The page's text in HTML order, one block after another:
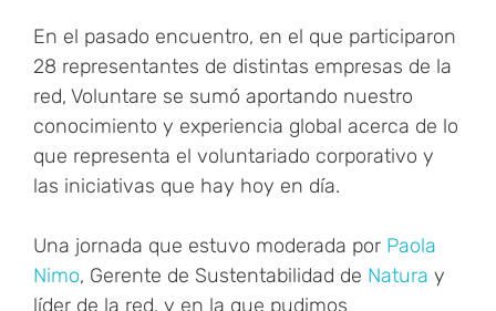
En el pasado encuentro, en el que participaron
28 representantes de distintas empresas de la
red, Voluntare se sumó aportando nuestro
conocimiento y experiencia global acerca de lo
que representa el voluntariado corporativo y
las iniciativas que hay hoy en día.
Una jornada que estuvo moderada por Paola
Nimo, Gerente de Sustentabilidad de Natura y
líder de la red, y en la que pudimos